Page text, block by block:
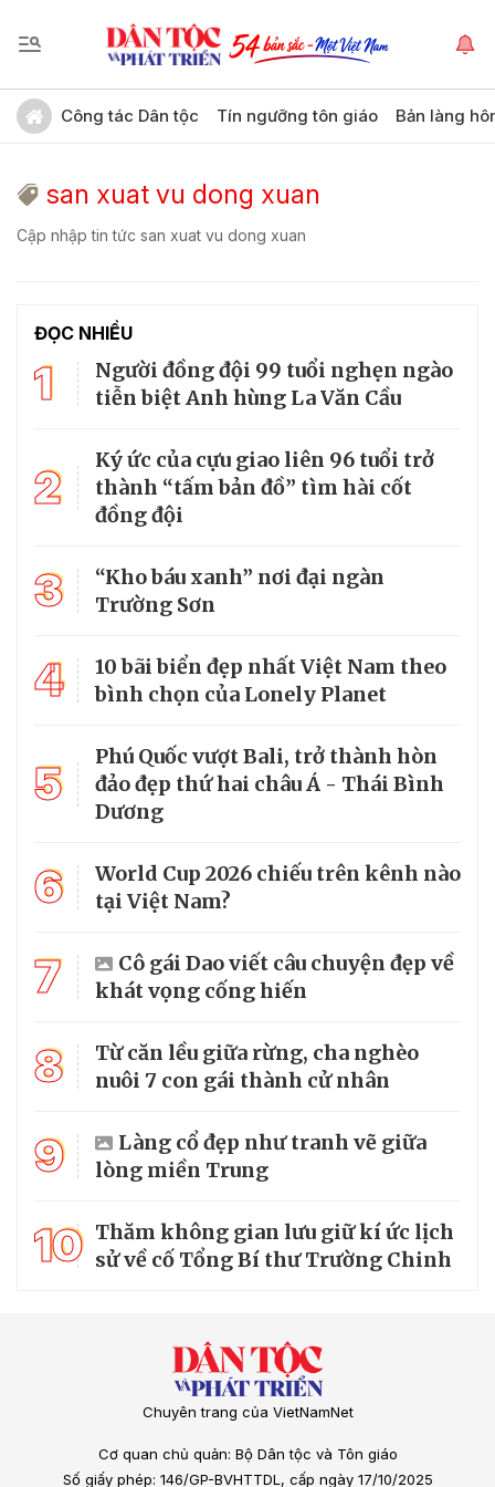
Công tác Dân tộc Tín ngưỡng tôn giáo Bản làng
san xuat vu dong xuan
Cập nhập tin tức san xuat vu dong xuan
ĐỌC NHIỀU
1
Người đồng đội 99 tuổi nghẹn ngào
tiễn biệt Anh hùng La Văn Cầu
2
Ký ức của cựu giao liên 96 tuổi trở
thành “tấm bản đồ” tìm hài cốt
đồng đội
3
“Kho báu xanh” nơi đại ngàn
Trường Sơn
4
10 bãi biển đẹp nhất Việt Nam theo
bình chọn của Lonely Planet
5
Phú Quốc vượt Bali, trở thành hòn
đảo đẹp thứ hai châu Á - Thái Bình
Dương
6
World Cup 2026 chiếu trên kênh nào
tại Việt Nam?
7
Cô gái Dao viết câu chuyện đẹp về
khát vọng cống hiến
8
Từ căn lều giữa rừng, cha nghèo
nuôi 7 con gái thành cử nhân
9
Làng cổ đẹp như tranh vẽ giữa
lòng miền Trung
10 Thăm không gian lưu giữ kí ức lịch
sử về cố Tổng Bí thư Trường Chinh
Chuyên trang của VietNamNet
Cơ quan chủ quản: Bộ Dân tộc và Tôn giáo
Số giấy phép: 146/GP-BVHTTDL, cấp ngày 17/10/2025